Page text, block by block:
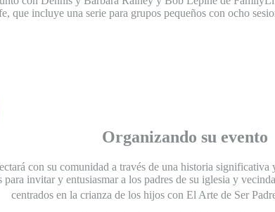
incluye una serie para grupos pequeños con ocho
Organizando su evento​​
con su comunidad a través de una historia significativa
invitar y entusiasmar a los padres de su iglesia y
centrados en la crianza de los hijos con El Arte de Ser